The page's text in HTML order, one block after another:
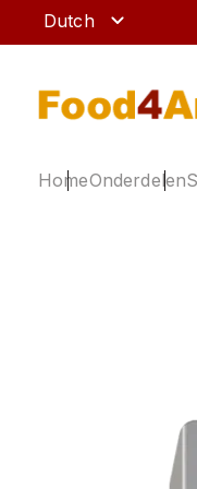
Dutch
home onderdelen